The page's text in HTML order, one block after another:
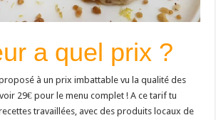
a quel prix ?
à un prix imbattable vu la qualité des
29€ pour le menu complet ! A ce tarif tu
travaillées, avec des produits locaux de